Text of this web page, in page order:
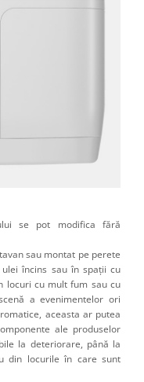
se pot modifica fără
sau montat pe perete
încins sau în spații cu
locuri cu mult fum sau cu
a evenimentelor ori
aceasta ar putea
ale produselor
la deteriorare, până la
din locurile în care sunt